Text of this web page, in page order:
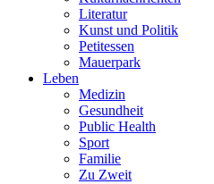
Literatur
Kunst und Politik
Petitessen
Mauerpark
Leben
Medizin
Gesundheit
Public Health
Sport
Familie
Zu Zweit